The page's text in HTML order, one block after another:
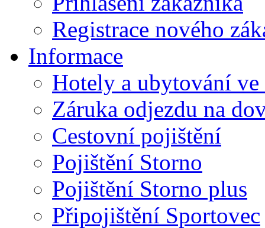
Registrace nového
Informace
Hotely a ubytování ve
Záruka odjezdu na
Cestovní pojištění
Pojištění Storno
Pojištění Storno plus
Připojištění Sportovec